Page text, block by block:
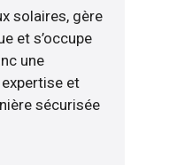
solaires, gère
et s’occupe
une
et
sécurisée